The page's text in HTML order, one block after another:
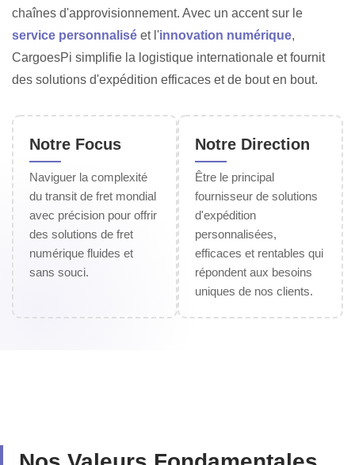
chaînes d'approvisionnement. Avec un accent sur le
service personnalisé et l'innovation numérique,
CargoesPi simplifie la logistique internationale et fournit
des solutions d'expédition efficaces et de bout en bout.
Notre Focus
Naviguer la complexité
du transit de fret mondial
avec précision pour offrir
des solutions de fret
numérique fluides et
sans souci.
Notre Direction
Être le principal
fournisseur de solutions
d'expédition
personnalisées,
efficaces et rentables qui
répondent aux besoins
uniques de nos clients.